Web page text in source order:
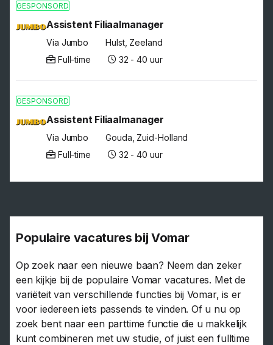
GESPONSORD
Assistent Filiaalmanager
Via Jumbo
Hulst, Zeeland
Full-time
32 - 40 uur
GESPONSORD
Assistent Filiaalmanager
Via Jumbo
Gouda, Zuid-Holland
Full-time
32 - 40 uur
Populaire vacatures bij Vomar
Op zoek naar een nieuwe baan? Neem dan zeker
een kijkje bij de populaire Vomar vacatures. Met de
variëteit van verschillende functies bij Vomar, is er
voor iedereen iets passends te vinden. Of u nu op
zoek bent naar een parttime functie die u makkelijk
kunt combineren met uw studie, of juist een fulltime